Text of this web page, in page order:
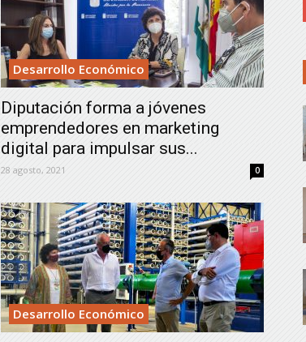
Desarrollo Económico
Diputación forma a jóvenes
emprendedores en marketing
digital para impulsar sus...
28 agosto, 2021 0
Desarrollo Económico